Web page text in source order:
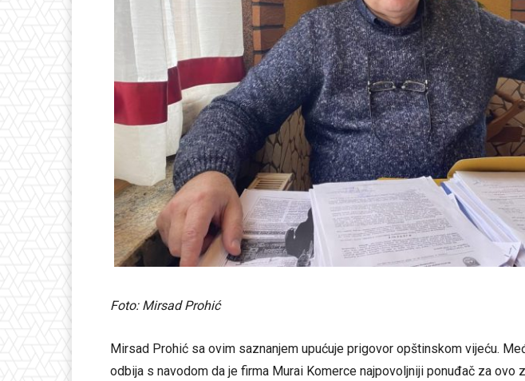
Foto: Mirsad Prohić
Mirsad Prohić sa ovim saznanjem upućuje prigovor opštinskom vijeću.
odbija s navodom da je firma Murai Komerce najpovoljniji ponuđač za ovo